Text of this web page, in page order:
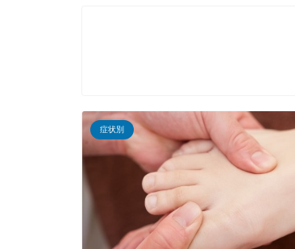
症状別